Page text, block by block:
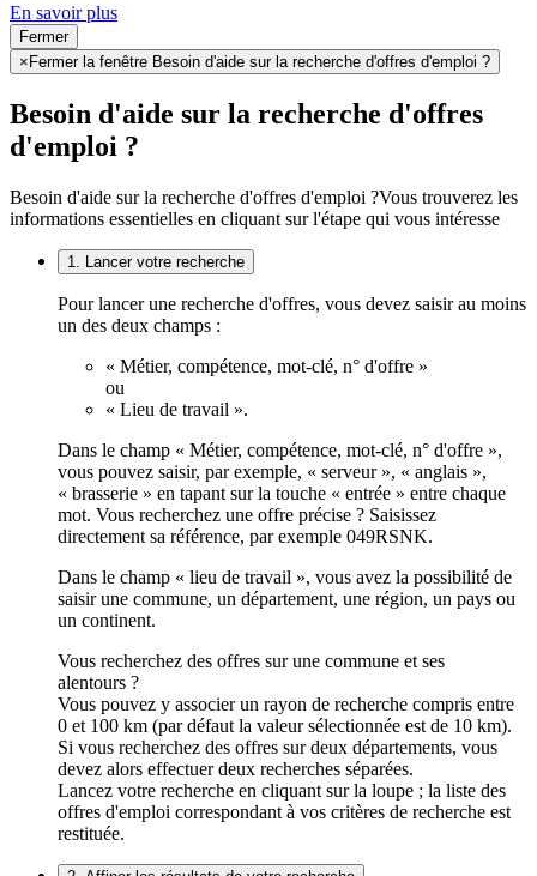
En savoir plus
Fermer
×Fermer la fenêtre Besoin d'aide sur la recherche d'offres d'emploi ?
Besoin d'aide sur la recherche d'offres
d'emploi ?
Besoin d'aide sur la recherche d'offres d'emploi ?Vous trouverez les
informations essentielles en cliquant sur l'étape qui vous intéresse
1. Lancer votre recherche
Pour lancer une recherche d'offres, vous devez saisir au moins
un des deux champs :
« Métier, compétence, mot-clé, n° d'offre »
ou
« Lieu de travail ».
Dans le champ « Métier, compétence, mot-clé, n° d'offre »,
vous pouvez saisir, par exemple, « serveur », « anglais »,
« brasserie » en tapant sur la touche « entrée » entre chaque
mot. Vous recherchez une offre précise ? Saisissez
directement sa référence, par exemple 049RSNK.
Dans le champ « lieu de travail », vous avez la possibilité de
saisir une commune, un département, une région, un pays ou
un continent.
Vous recherchez des offres sur une commune et ses
alentours ?
Vous pouvez y associer un rayon de recherche compris entre
0 et 100 km (par défaut la valeur sélectionnée est de 10 km).
Si vous recherchez des offres sur deux départements, vous
devez alors effectuer deux recherches séparées.
Lancez votre recherche en cliquant sur la loupe ; la liste des
offres d'emploi correspondant à vos critères de recherche est
restituée.